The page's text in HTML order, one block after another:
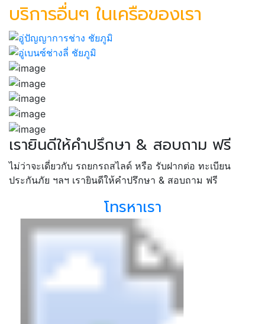
บริการอื่นๆ ในเครือของเรา
เรายินดีให้คำปรึกษา & สอบถาม ฟรี
ไม่ว่าจะเดี่ยวกับ รถยกรถสไลด์ หรือ รับฝากต่อ ทะเบียน
ประกันภัย ฯลฯ เรายินดีให้คำปรึกษา & สอบถาม ฟรี
โทรหาเรา